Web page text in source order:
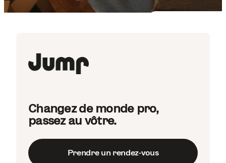
Changez de monde pro,
passez au vôtre.
Prendre un rendez-vous